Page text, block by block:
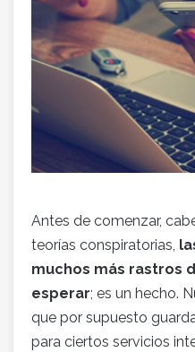
Antes de comenzar,
teorías conspiratorias,
muchos más rastros
esperar; es un hecho.
que por supuesto
para ciertos servicios